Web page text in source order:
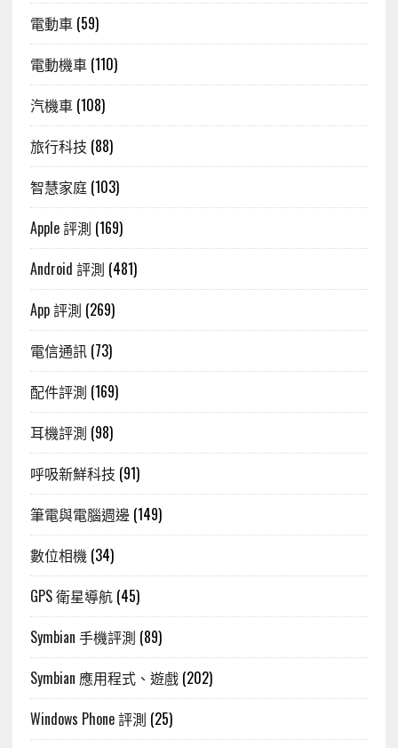
電動車(59)
電動機車(110)
汽機車(108)
旅行科技 (88)
智慧家庭(103)
Apple 評測 (169)
Android 評測 (481)
App 評測 (269)
電信通訊(73)
配件評測 (169)
耳機評測 (98)
呼吸新鮮科技 (91)
筆電與電腦週邊 (149)
數位相機(34)
GPS 衛星導航(45)
Symbian 手機評測 (89)
Symbian 應用程式、遊戲(202)
Windows Phone 評測 (25)